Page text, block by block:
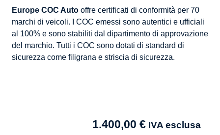
Europe COC Autooffre certificati di conformità per 70
marchi di veicoli. I COC emessi sono autentici e ufficiali
al 100% e sono stabiliti dal dipartimento di approvazione
del marchio. Tutti i COC sono dotati di standard di
sicurezza come filigrana e striscia di sicurezza.
1.400,00 €